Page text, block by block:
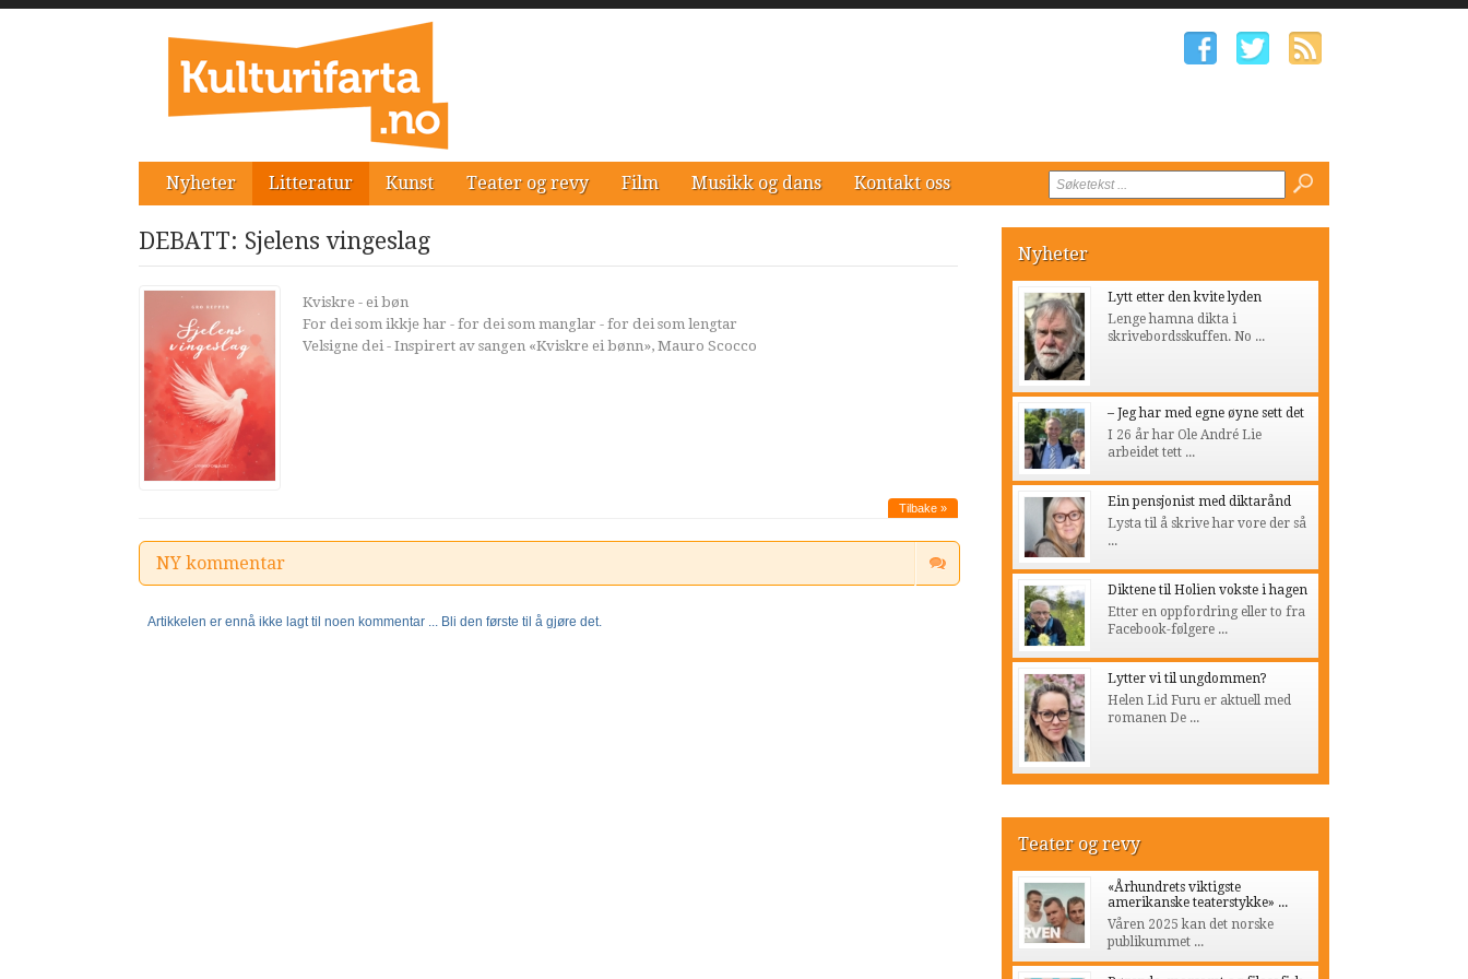
Nyheter Litteratur Kunst Teater og revy Film Musikk og dans Kontakt oss
DEBATT: Sjelens vingeslag
Kviskre - ei bøn
For dei som ikkje har - for dei som manglar - for dei som lengtar
Velsigne dei - Inspirert av sangen «Kviskre ei bønn», Mauro Scocco
Tilbake »
NY kommentar
Artikkelen er ennå ikke lagt til noen kommentar ... Bli den første til å gjøre det.
Nyheter
Lytt etter den kvite lyden
Lenge hamna dikta i
skrivebordsskuffen. No ...
– Jeg har med egne øyne sett det
I 26 år har Ole André Lie
arbeidet tett ...
Ein pensjonist med diktarånd
Lysta til å skrive har vore der så
...
Diktene til Holien vokste i hagen
Etter en oppfordring eller to fra
Facebook-følgere ...
Lytter vi til ungdommen?
Helen Lid Furu er aktuell med
romanen De ...
Teater og revy
«Århundrets viktigste
amerikanske teaterstykke» ...
Våren 2025 kan det norske
publikummet ...